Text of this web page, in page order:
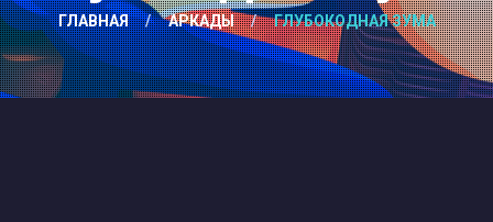
ГЛАВНАЯ / АРКАДЫ / ГЛУБОКОДНАЯ ЗУМА